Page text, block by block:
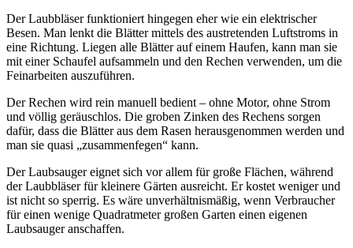
Der Laubbläser funktioniert hingegen eher wie ein elektrischer
Besen. Man lenkt die Blätter mittels des austretenden Luftstroms in
eine Richtung. Liegen alle Blätter auf einem Haufen, kann man sie
mit einer Schaufel aufsammeln und den Rechen verwenden, um die
Feinarbeiten auszuführen.
Der Rechen wird rein manuell bedient – ohne Motor, ohne Strom
und völlig geräuschlos. Die groben Zinken des Rechens sorgen
dafür, dass die Blätter aus dem Rasen herausgenommen werden und
man sie quasi „zusammenfegen“ kann.
Der Laubsauger eignet sich vor allem für große Flächen, während
der Laubbläser für kleinere Gärten ausreicht. Er kostet weniger und
ist nicht so sperrig. Es wäre unverhältnismäßig, wenn Verbraucher
für einen wenige Quadratmeter großen Garten einen eigenen
Laubsauger anschaffen.